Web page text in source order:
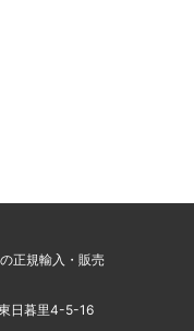
正規輸入・販売
日暮里4-5-16